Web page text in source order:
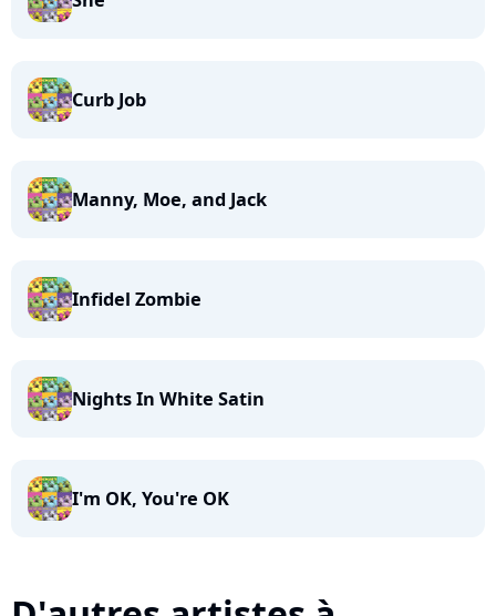
Curb Job
Manny, Moe, and Jack
Infidel Zombie
Nights In White Satin
I'm OK, You're OK